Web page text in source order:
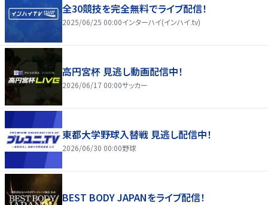
全30競技を完全無料でライブ配信！
2025/06/25 00:00インターハイ(インハイ.tv)
高円宮杯 見逃し動画配信中！
2026/06/17 00:00サッカー
東都大学野球入替戦 見逃し配信中！
2026/06/30 00:00野球
BEST BODY JAPANをライブ配信！